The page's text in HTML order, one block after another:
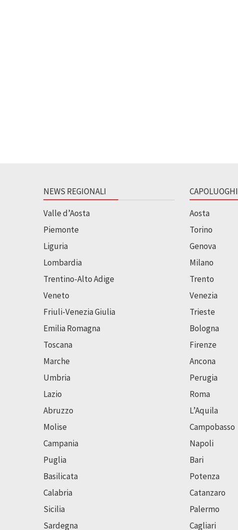
NEWS REGIONALI
Valle d’Aosta
Piemonte
Liguria
Lombardia
Trentino-Alto Adige
Veneto
Friuli-Venezia Giulia
Emilia Romagna
Toscana
Marche
Umbria
Lazio
Abruzzo
Molise
Campania
Puglia
Basilicata
Calabria
Sicilia
Sardegna
CAPOLUOGHI
Aosta
Torino
Genova
Milano
Trento
Venezia
Trieste
Bologna
Firenze
Ancona
Perugia
Roma
L’Aquila
Campobasso
Napoli
Bari
Potenza
Catanzaro
Palermo
Cagliari